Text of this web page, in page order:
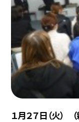
１月２７日（火）